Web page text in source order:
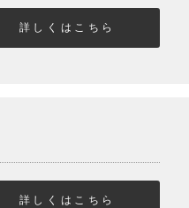
詳しくはこちら
詳しくはこちら